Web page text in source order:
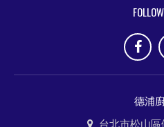
德浦
台北市松山區